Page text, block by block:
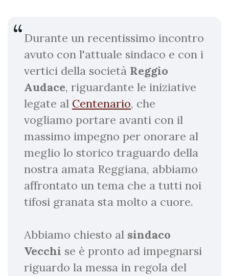
Durante un recentissimo incontro
avuto con l'attuale sindaco e con i
vertici della società Reggio
Audace, riguardante le iniziative
legate al Centenario, che
vogliamo portare avanti con il
massimo impegno per onorare al
meglio lo storico traguardo della
nostra amata Reggiana, abbiamo
affrontato un tema che a tutti noi
tifosi granata sta molto a cuore.
Abbiamo chiesto al sindaco
Vecchi se è pronto ad impegnarsi
riguardo la messa in regola del